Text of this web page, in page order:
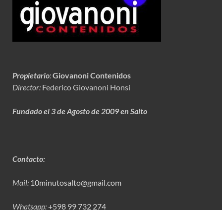
Propietario:Giovanoni Contenidos
Director: Federico Giovanoni Honsi
Fundado el 3 de Agosto de 2009 en Salto
Contacto:
Mail: 10minutosalto@gmail.com
Whatsapp:+598 99 732 274